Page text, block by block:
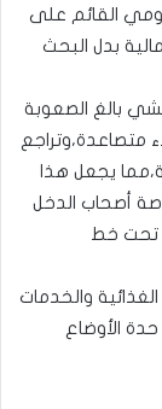
القائم على
بدل البحث
بالغ الصعوبة
متصاعدة،وتراجع
يجعل هذا
أصحاب الدخل
تحت خط
والخدمات
حدة الأوضاع